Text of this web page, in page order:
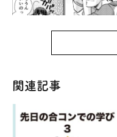
関連記事